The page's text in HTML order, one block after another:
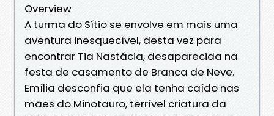
Overview
A turma do Sítio se envolve em mais uma
aventura inesquecível, desta vez para
encontrar Tia Nastácia, desaparecida na
festa de casamento de Branca de Neve.
Emília desconfia que ela tenha caído nas
mães do Minotauro, terrível criatura da